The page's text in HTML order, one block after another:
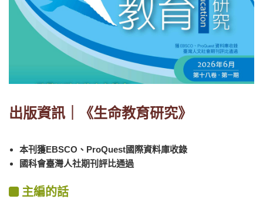
出版資訊｜《生命教育研究》
本刊獲EBSCO、ProQuest國際資料庫收錄
國科會臺灣人社期刊評比通過
主編的話